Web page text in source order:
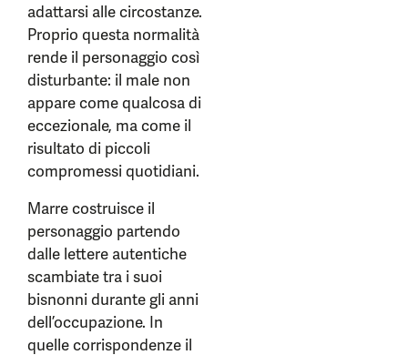
adattarsi alle circostanze.
Proprio questa normalità
rende il personaggio così
disturbante: il male non
appare come qualcosa di
eccezionale, ma come il
risultato di piccoli
compromessi quotidiani.
Marre costruisce il
personaggio partendo
dalle lettere autentiche
scambiate tra i suoi
bisnonni durante gli anni
dell’occupazione. In
quelle corrispondenze il